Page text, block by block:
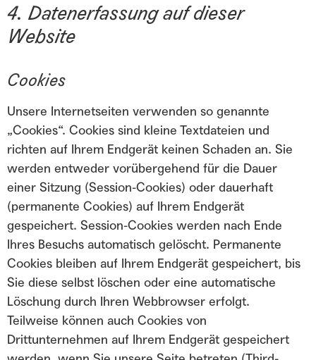
4. Datenerfassung auf dieser
Website
Cookies
Unsere Internetseiten verwenden so genannte
„Cookies“. Cookies sind kleine Textdateien und
richten auf Ihrem Endgerät keinen Schaden an. Sie
werden entweder vorübergehend für die Dauer
einer Sitzung (Session-Cookies) oder dauerhaft
(permanente Cookies) auf Ihrem Endgerät
gespeichert. Session-Cookies werden nach Ende
Ihres Besuchs automatisch gelöscht. Permanente
Cookies bleiben auf Ihrem Endgerät gespeichert, bis
Sie diese selbst löschen oder eine automatische
Löschung durch Ihren Webbrowser erfolgt.
Teilweise können auch Cookies von
Drittunternehmen auf Ihrem Endgerät gespeichert